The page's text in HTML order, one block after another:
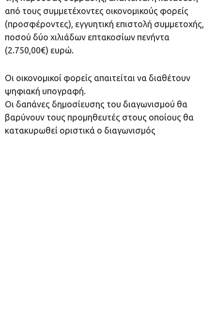
από τους συμμετέχοντες οικονομικούς φορείς
(προσφέροντες), εγγυητική επιστολή συμμετοχής,
ποσού δύο χιλιάδων επτακοσίων πενήντα
(2.750,00€) ευρώ.
Οι οικονομικοί φορείς απαιτείται να διαθέτουν
ψηφιακή υπογραφή.
Οι δαπάνες δημοσίευσης του διαγωνισμού θα
βαρύνουν τους προμηθευτές στους οποίους θα
κατακυρωθεί οριστικά ο διαγωνισμός